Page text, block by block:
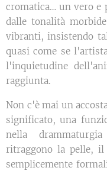
cromatica… un vero e
dalle tonalità
vibranti, insistendo
quasi come se
l'inquietudine
raggiunta.
Non c'è mai un
significato, una
nella
ritraggono la pelle,
semplicemente